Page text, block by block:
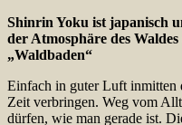
Shinrin Yoku ist japanisch
der Atmosphäre des
„Waldbaden“
Einfach in guter Luft inmitten
Zeit verbringen. Weg vom
dürfen, wie man gerade ist.